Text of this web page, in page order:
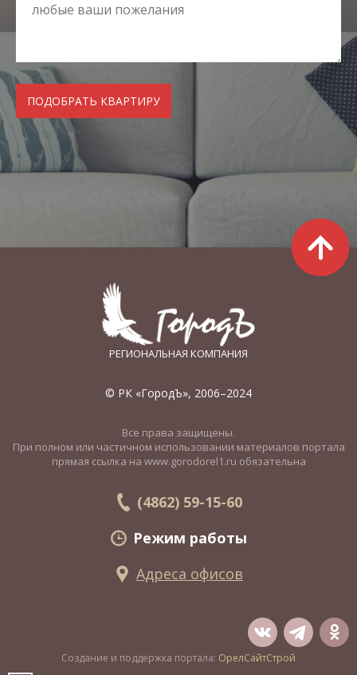
РЕГИОНАЛЬНАЯ КОМПАНИЯ
© РК «ГородЪ», 2006–2024
Все права защищены.
При полном или частичном использовании материалов портала
прямая ссылка на www.gorodorel1.ru обязательна
(4862) 59-15-60
Режим работы
Адреса офисов
Создание и поддержка портала: ОрелСайтСтрой